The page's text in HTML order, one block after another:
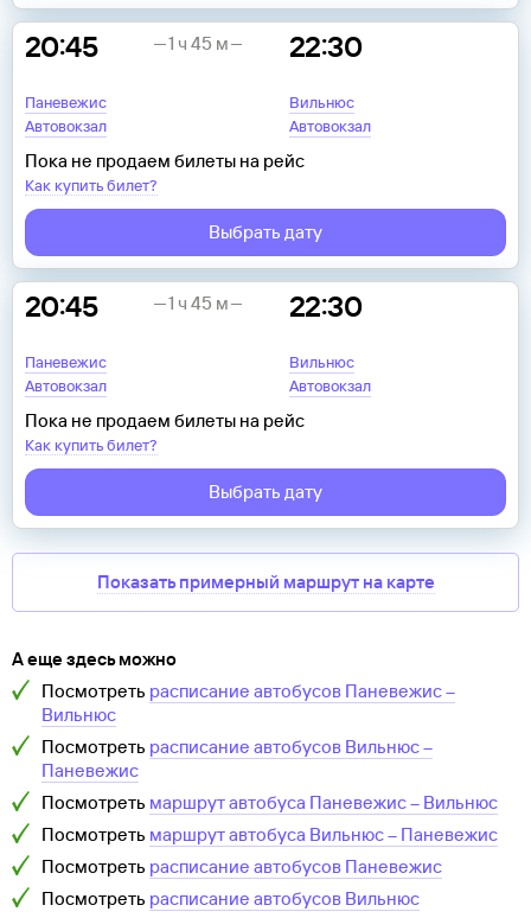
20:45
Паневежис
Автовокзал
22:30
Вильнюс
Автовокзал
1 ч 45 м
Пока не продаем билеты на рейс
Как купить билет?
Выбрать дату
20:45
Паневежис
Автовокзал
22:30
Вильнюс
Автовокзал
1 ч 45 м
Пока не продаем билеты на рейс
Как купить билет?
Выбрать дату
Показать примерный маршрут на карте
А еще здесь можно
Посмотреть расписание автобусов Паневежис–
Вильнюс
Посмотреть расписание автобусов Вильнюс–
Паневежис
Посмотреть маршрут автобуса Паневежис– Вильнюс
Посмотреть маршрут автобуса Вильнюс– Паневежис
Посмотреть расписание автобусов Паневежис
Посмотреть расписание автобусов Вильнюс